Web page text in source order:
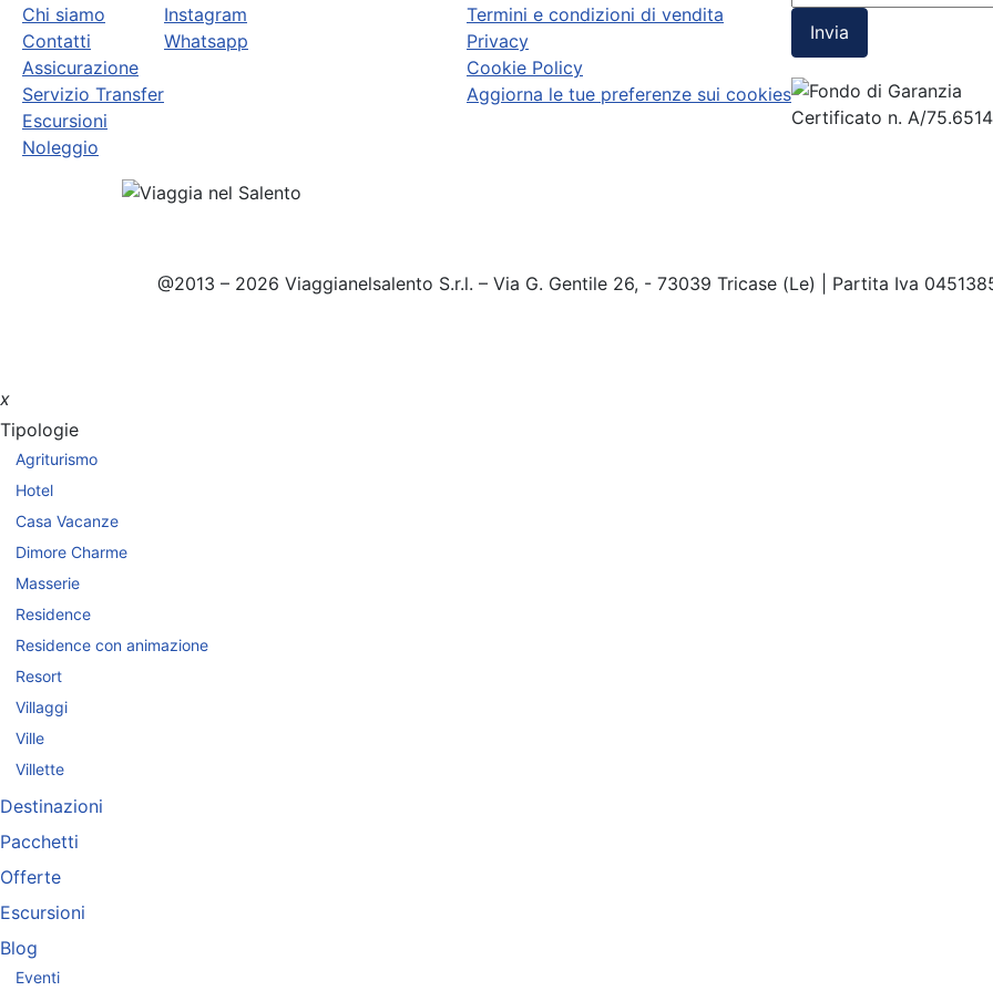
Chi siamo
Contatti
Assicurazione
Servizio Transfer
Escursioni
Noleggio
Instagram
Whatsapp
Termini e condizioni di vendita
Privacy
Cookie Policy
Aggiorna le tue preferenze sui cookies
Invia
Certificato n. A/
@2013 – 2026 Viaggianelsalento S.r.l. – Via G. Gentile 26, - 73039 Tricase (Le) | Partita Iva
x
Tipologie
Agriturismo
Hotel
Casa Vacanze
Dimore Charme
Masserie
Residence
Residence con animazione
Resort
Villaggi
Ville
Villette
Destinazioni
Pacchetti
Offerte
Escursioni
Blog
Eventi